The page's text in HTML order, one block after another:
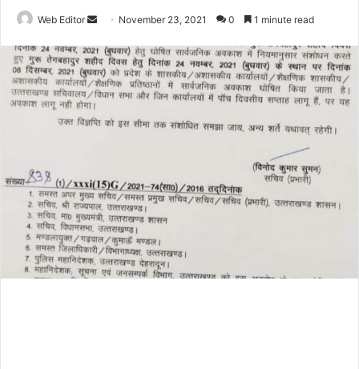
Web Editor
n
d
a
i
l
November 23, 2021 0 1 minute read